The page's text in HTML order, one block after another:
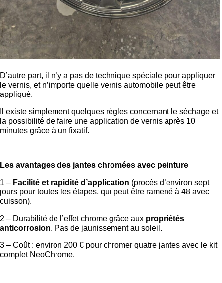
D’autre part, il n’y a pas de technique spéciale pour appliquer
le vernis, et n’importe quelle vernis automobile peut être
appliqué.
Il existe simplement quelques règles concernant le séchage et
la possibilité de faire une application de vernis après 10
minutes grâce à un fixatif.
Les avantages des jantes chromées avec peinture
1 – Facilité et rapidité d’application (procès d’environ sept
jours pour toutes les étapes, qui peut être ramené à 48 avec
cuisson).
2 – Durabilité de l’effet chrome grâce aux propriétés
anticorrosion. Pas de jaunissement au soleil.
3 – Coût : environ 200 € pour chromer quatre jantes avec le kit
complet NeoChrome.